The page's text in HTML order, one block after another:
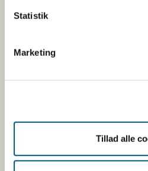
Statistik
Marketing
Tillad alle
dyresundhed og sikker, sund
officielle Kostråd og
2600 Glostrup
EAN